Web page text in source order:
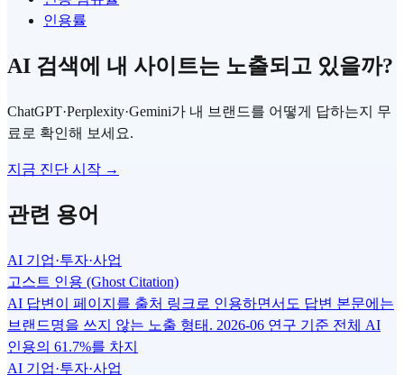
인용률
AI 검색에 내 사이트는 노출되고 있을까?
ChatGPT·Perplexity·Gemini가 내 브랜드를 어떻게 답하는지 무
료로 확인해 보세요.
지금 진단 시작 →
관련 용어
AI 기업·투자·사업
고스트 인용 (Ghost Citation)
AI 답변이 페이지를 출처 링크로 인용하면서도 답변 본문에는
브랜드명을 쓰지 않는 노출 형태. 2026-06 연구 기준 전체 AI
인용의 61.7%를 차지
AI 기업·투자·사업